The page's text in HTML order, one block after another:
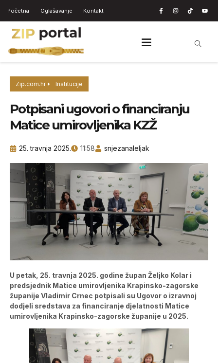
Početna Oglašavanje Kontakt
Zip.com.hr Institucije
Potpisani ugovori o financiranju
Matice umirovljenika KZŽ
25. travnja 2025. 11:58 snjezanaleljak
U petak, 25. travnja 2025. godine župan Željko Kolar i
predsjednik Matice umirovljenika Krapinsko-zagorske
županije Vladimir Crnec potpisali su Ugovor o izravnoj
dodjeli sredstava za financiranje djelatnosti Matice
umirovljenika Krapinsko-zagorske županije u 2025.